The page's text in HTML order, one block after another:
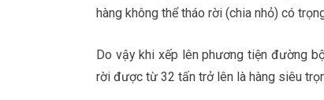
hàng không thể tháo rời (chia nhỏ) có
Do vậy khi xếp lên phương tiện đường
rời được từ 32 tấn trở lên là hàng siêu